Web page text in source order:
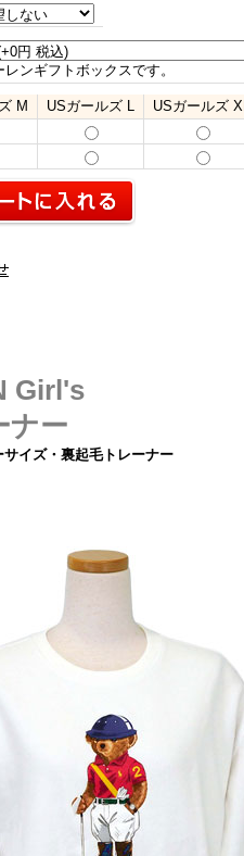
ンギフトボックスです。
M USガールズ L
USガールズ XL
Girl's
ナー
サイズ・裏起毛トレーナー